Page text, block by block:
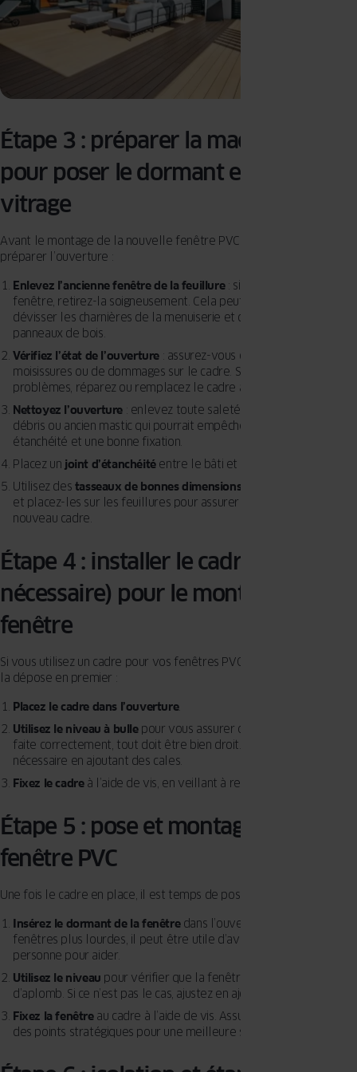
Étape 3 : préparer la maçonnerie
pour poser le dormant et son
vitrage
Avant le montage de la nouvelle fenêtre PVC ou alu, vous devez
préparer l’ouverture :
Enlevez l’ancienne fenêtre de la feuillure: si vous remplacez une
fenêtre, retirez-la soigneusement. Cela peut impliquer de
dévisser les charnières de la menuiserie et d’enlever les
panneaux de bois.
Vérifiez l’état de l’ouverture : assurez-vous qu’il n’y a pas de
moisissures ou de dommages sur le cadre. Si vous constatez des
problèmes, réparez ou remplacez le cadre avant de continuer.
Nettoyez l’ouverture : enlevez toute saleté de la maçonnerie,
débris ou ancien mastic qui pourrait empêcher une bonne
étanchéité et une bonne fixation.
Placez un joint d’étanchéitéentre le bâti et la maçonnerie
Utilisez des tasseaux de bonnes dimensions pour aider la fixation
et placez-les sur les feuillures pour assurer un solide appui au
nouveau cadre.
Étape 4 : installer le cadre (si
nécessaire) pour le montage de la
fenêtre
Si vous utilisez un cadre pour vos fenêtres PVC ou aluminium, faites
la dépose en premier :
Placez le cadre dans l’ouverture.
Utilisez le niveau à bullepour vous assurer que la dépose s’est
faite correctement, tout doit être bien droit. Ajustez-le si
nécessaire en ajoutant des cales.
Fixez le cadreà l’aide de vis, en veillant à respecter les niveaux.
Étape 5 : pose et montage de la
fenêtre PVC
Une fois le cadre en place, il est temps de poser la fenêtre :
Insérez le dormant de la fenêtredans l’ouverture. Pour les
fenêtres plus lourdes, il peut être utile d’avoir une deuxième
personne pour aider.
Utilisez le niveau pour vérifier que la fenêtre est bien droite et
d’aplomb. Si ce n’est pas le cas, ajustez en ajoutant des cales.
Fixez la fenêtreau cadre à l’aide de vis. Assurez-vous de visser à
des points stratégiques pour une meilleure stabilité.